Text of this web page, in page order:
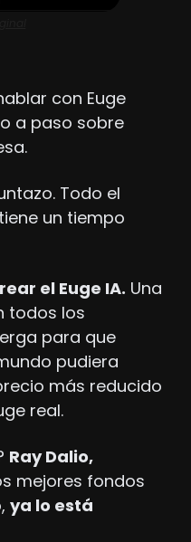
con Euge
a paso sobre
Todo el
un tiempo
el Euge IA. Una
todos los
para que
pudiera
más reducido
real.
Ray Dalio,
mejores fondos
ya lo está